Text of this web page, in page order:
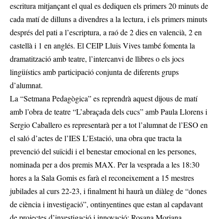
escritura mitjançant el qual es dediquen els primers 20 minuts de
cada matí de dilluns a divendres a la lectura, i els primers minuts
després del pati a l’escriptura, a raó de 2 dies en valencià, 2 en
castellà i 1 en anglés. El CEIP Lluis Vives també fomenta la
dramatització amb teatre, l’intercanvi de llibres o els jocs
lingüístics amb participació conjunta de diferents grups
d’alumnat.
La “Setmana Pedagògica” es reprendrà aquest dijous de matí
amb l’obra de teatre “L’abraçada dels cucs” amb Paula Llorens i
Sergio Caballero es representarà per a tot l’alumnat de l’ESO en
el saló d’actes de l’IES L’Estació, una obra que tracta la
prevenció del suïcidi i el benestar emocional en les persones,
nominada per a dos premis MAX. Per la vesprada a les 18:30
hores a la Sala Gomis es farà el reconeixement a 15 mestres
jubilades al curs 22-23, i finalment hi haurà un diàleg de “dones
de ciència i investigació”, ontinyentines que estan al capdavant